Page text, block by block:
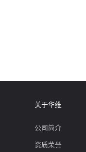
关于华维
公司简介
资质荣誉